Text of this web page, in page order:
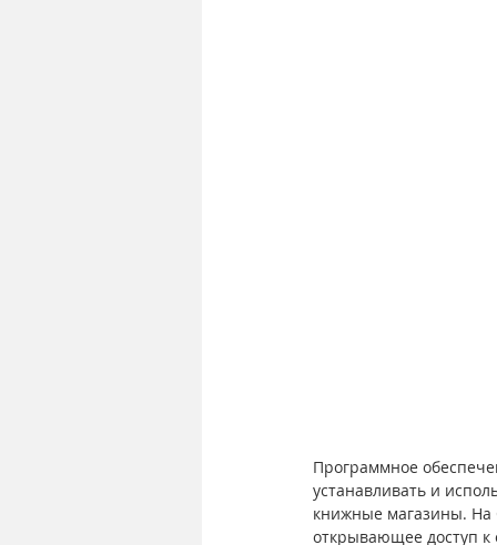
Программное
устанавливать и
книжные магазины. На
открывающее доступ к